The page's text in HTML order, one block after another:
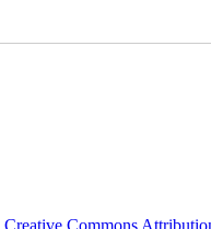
Creative Commons